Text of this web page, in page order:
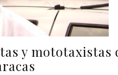
y mototaxistas